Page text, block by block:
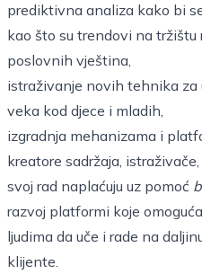
prediktivna analiza kako bi
kao što su trendovi na
poslovnih vještina,
istraživanje novih tehnika
veka kod djece i mladih,
izgradnja mehanizama i
kreatore sadržaja,
svoj rad naplaćuju uz pomoć
razvoj platformi koje
ljudima da uče i rade na
klijente.